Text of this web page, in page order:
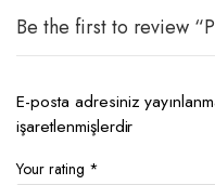
Be the first to review
E-posta adresiniz
işaretlenmişlerdir
Your rating *